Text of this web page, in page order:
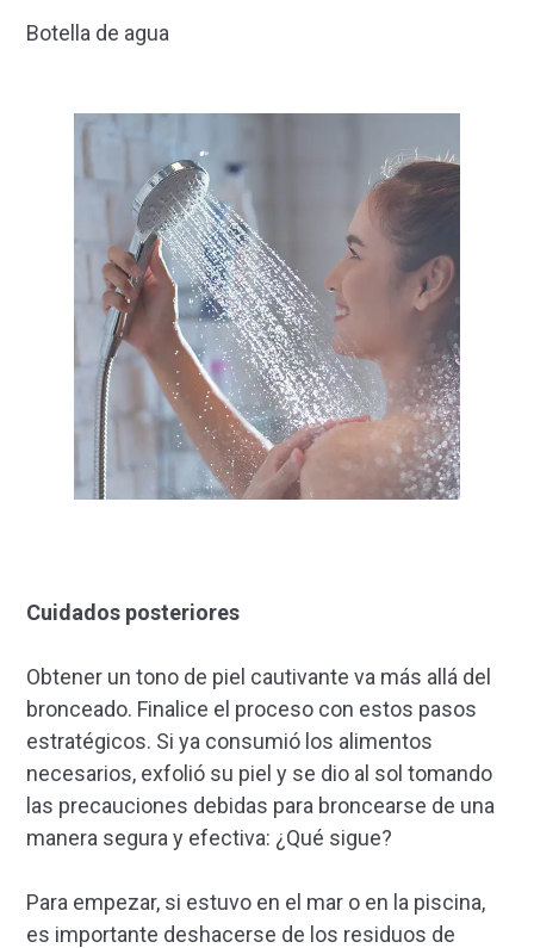
Botella de agua
Cuidados posteriores
Obtener un tono de piel cautivante va más allá del
bronceado. Finalice el proceso con estos pasos
estratégicos. Si ya consumió los alimentos
necesarios, exfolió su piel y se dio al sol tomando
las precauciones debidas para broncearse de una
manera segura y efectiva: ¿Qué sigue?
Para empezar, si estuvo en el mar o en la piscina,
es importante deshacerse de los residuos de